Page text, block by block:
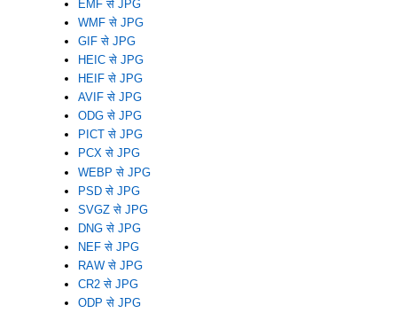
EMF से JPG
WMF से JPG
GIF से JPG
HEIC से JPG
HEIF से JPG
AVIF से JPG
ODG से JPG
PICT से JPG
PCX से JPG
WEBP से JPG
PSD से JPG
SVGZ से JPG
DNG से JPG
NEF से JPG
RAW से JPG
CR2 से JPG
ODP से JPG